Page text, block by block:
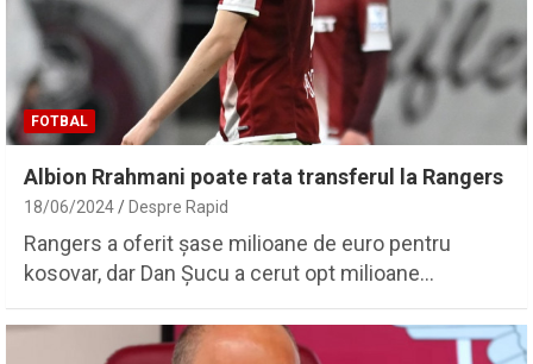
FOTBAL
Albion Rrahmani poate rata transferul la Rangers
18/06/2024 Despre Rapid
Rangers a oferit șase milioane de euro pentru
kosovar, dar Dan Șucu a cerut opt milioane…